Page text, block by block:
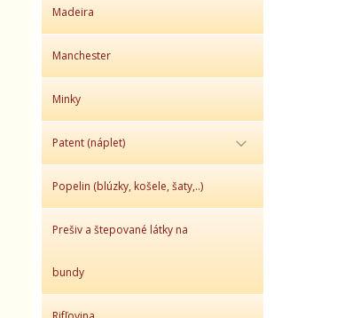
Madeira
Manchester
Minky
Patent (náplet)
Popelin (blúzky, košele, šaty,..)
Prešiv a štepované látky na
bundy